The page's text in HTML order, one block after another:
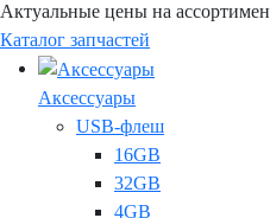
Актуальные цены на
Каталог запчастей
Аксессуары
USB-флеш
16GB
32GB
4GB